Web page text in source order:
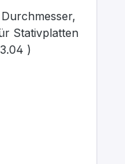
Stativplatten
)